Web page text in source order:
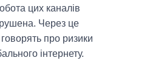
цих каналів
Через це
про ризики
інтернету.